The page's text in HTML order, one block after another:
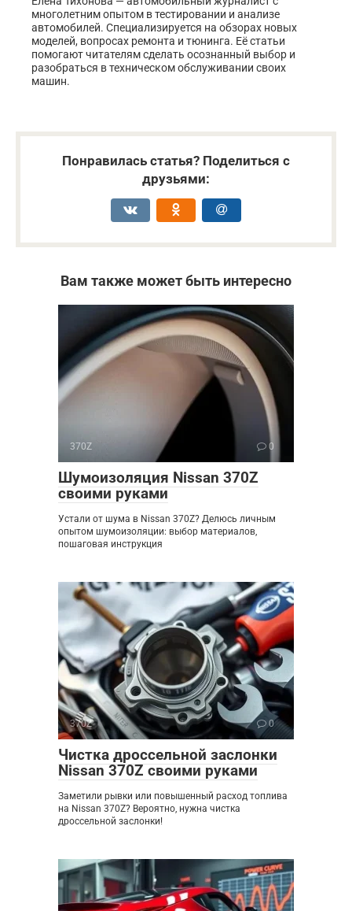
многолетним опытом в тестировании и анализе
автомобилей. Специализируется на обзорах новых
моделей, вопросах ремонта и тюнинга. Её статьи
помогают читателям сделать осознанный выбор и
разобраться в техническом обслуживании своих
машин.
Понравилась статья? Поделиться с
друзьями:
Вам также может быть интересно
370Z 0
Шумоизоляция Nissan 370Z
своими руками
Устали от шума в Nissan 370Z? Делюсь личным
опытом шумоизоляции: выбор материалов,
пошаговая инструкция
370Z 0
Чистка дроссельной заслонки
Nissan 370Z своими руками
Заметили рывки или повышенный расход топлива
на Nissan 370Z? Вероятно, нужна чистка
дроссельной заслонки!